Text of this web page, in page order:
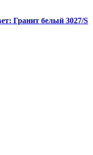
Гранит белый 3027/S